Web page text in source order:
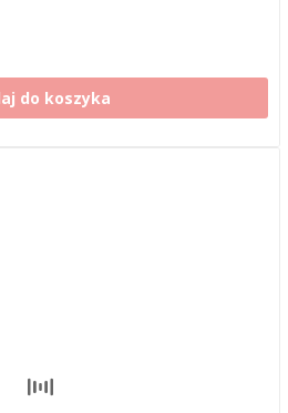
do koszyka